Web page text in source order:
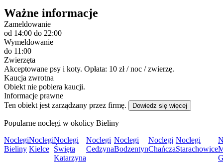
Ważne informacje
Zameldowanie
od 14:00 do 22:00
Wymeldowanie
do 11:00
Zwierzęta
Akceptowane psy i koty. Opłata: 10 zł / noc / zwierzę.
Kaucja zwrotna
Obiekt nie pobiera kaucji.
Informacje prawne
Ten obiekt jest zarządzany przez firmę.
Dowiedz się więcej
Popularne noclegi w okolicy Bieliny
Noclegi
Bieliny
Noclegi
Kielce
Noclegi
Święta
Katarzyna
Noclegi
Cedzyna
Noclegi
Bodzentyn
Noclegi
Chańcza
Noclegi
Starachowice